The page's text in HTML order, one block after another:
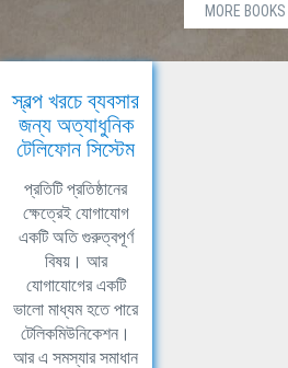
MORE BOOKS
স্বল্প খরচে ব্যবসার
জন্য অত্যাধুনিক
টেলিফোন সিস্টেম
প্রতিটি প্রতিষ্ঠানের
ক্ষেত্রেই যোগাযোগ
একটি অতি গুরুত্বপূর্ণ
বিষয়। আর
যোগাযোগের একটি
ভালো মাধ্যম হতে পারে
টেলিকমিউনিকেশন।
আর এ সমস্যার সমাধান